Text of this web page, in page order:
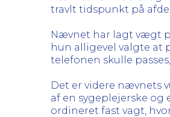
travlt tidspunkt på
Nævnet har lagt vægt
hun alligevel valgte at
telefonen skulle
Det er videre nævnets
af en sygeplejerske og
ordineret fast vagt,